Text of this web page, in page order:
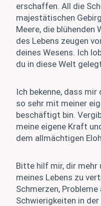
erschaffen. All die
majestätischen
Meere, die blühenden
des Lebens zeugen
deines Wesens. Ich
du in diese Welt
Ich bekenne, dass
so sehr mit meiner
beschäftigt bin.
meine eigene Kraft
dem allmächtigen
Bitte hilf mir, dir mehr
meines Lebens zu
Schmerzen,
Schwierigkeiten in